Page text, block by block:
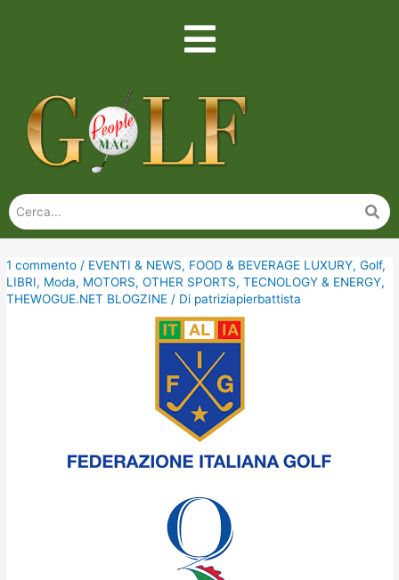
1 commento / EVENTI & NEWS, FOOD & BEVERAGE LUXURY,Golf,
LIBRI, Moda, MOTORS,OTHER SPORTS,TECNOLOGY & ENERGY,
THEWOGUE.NET BLOGZINE / Di patriziapierbattista